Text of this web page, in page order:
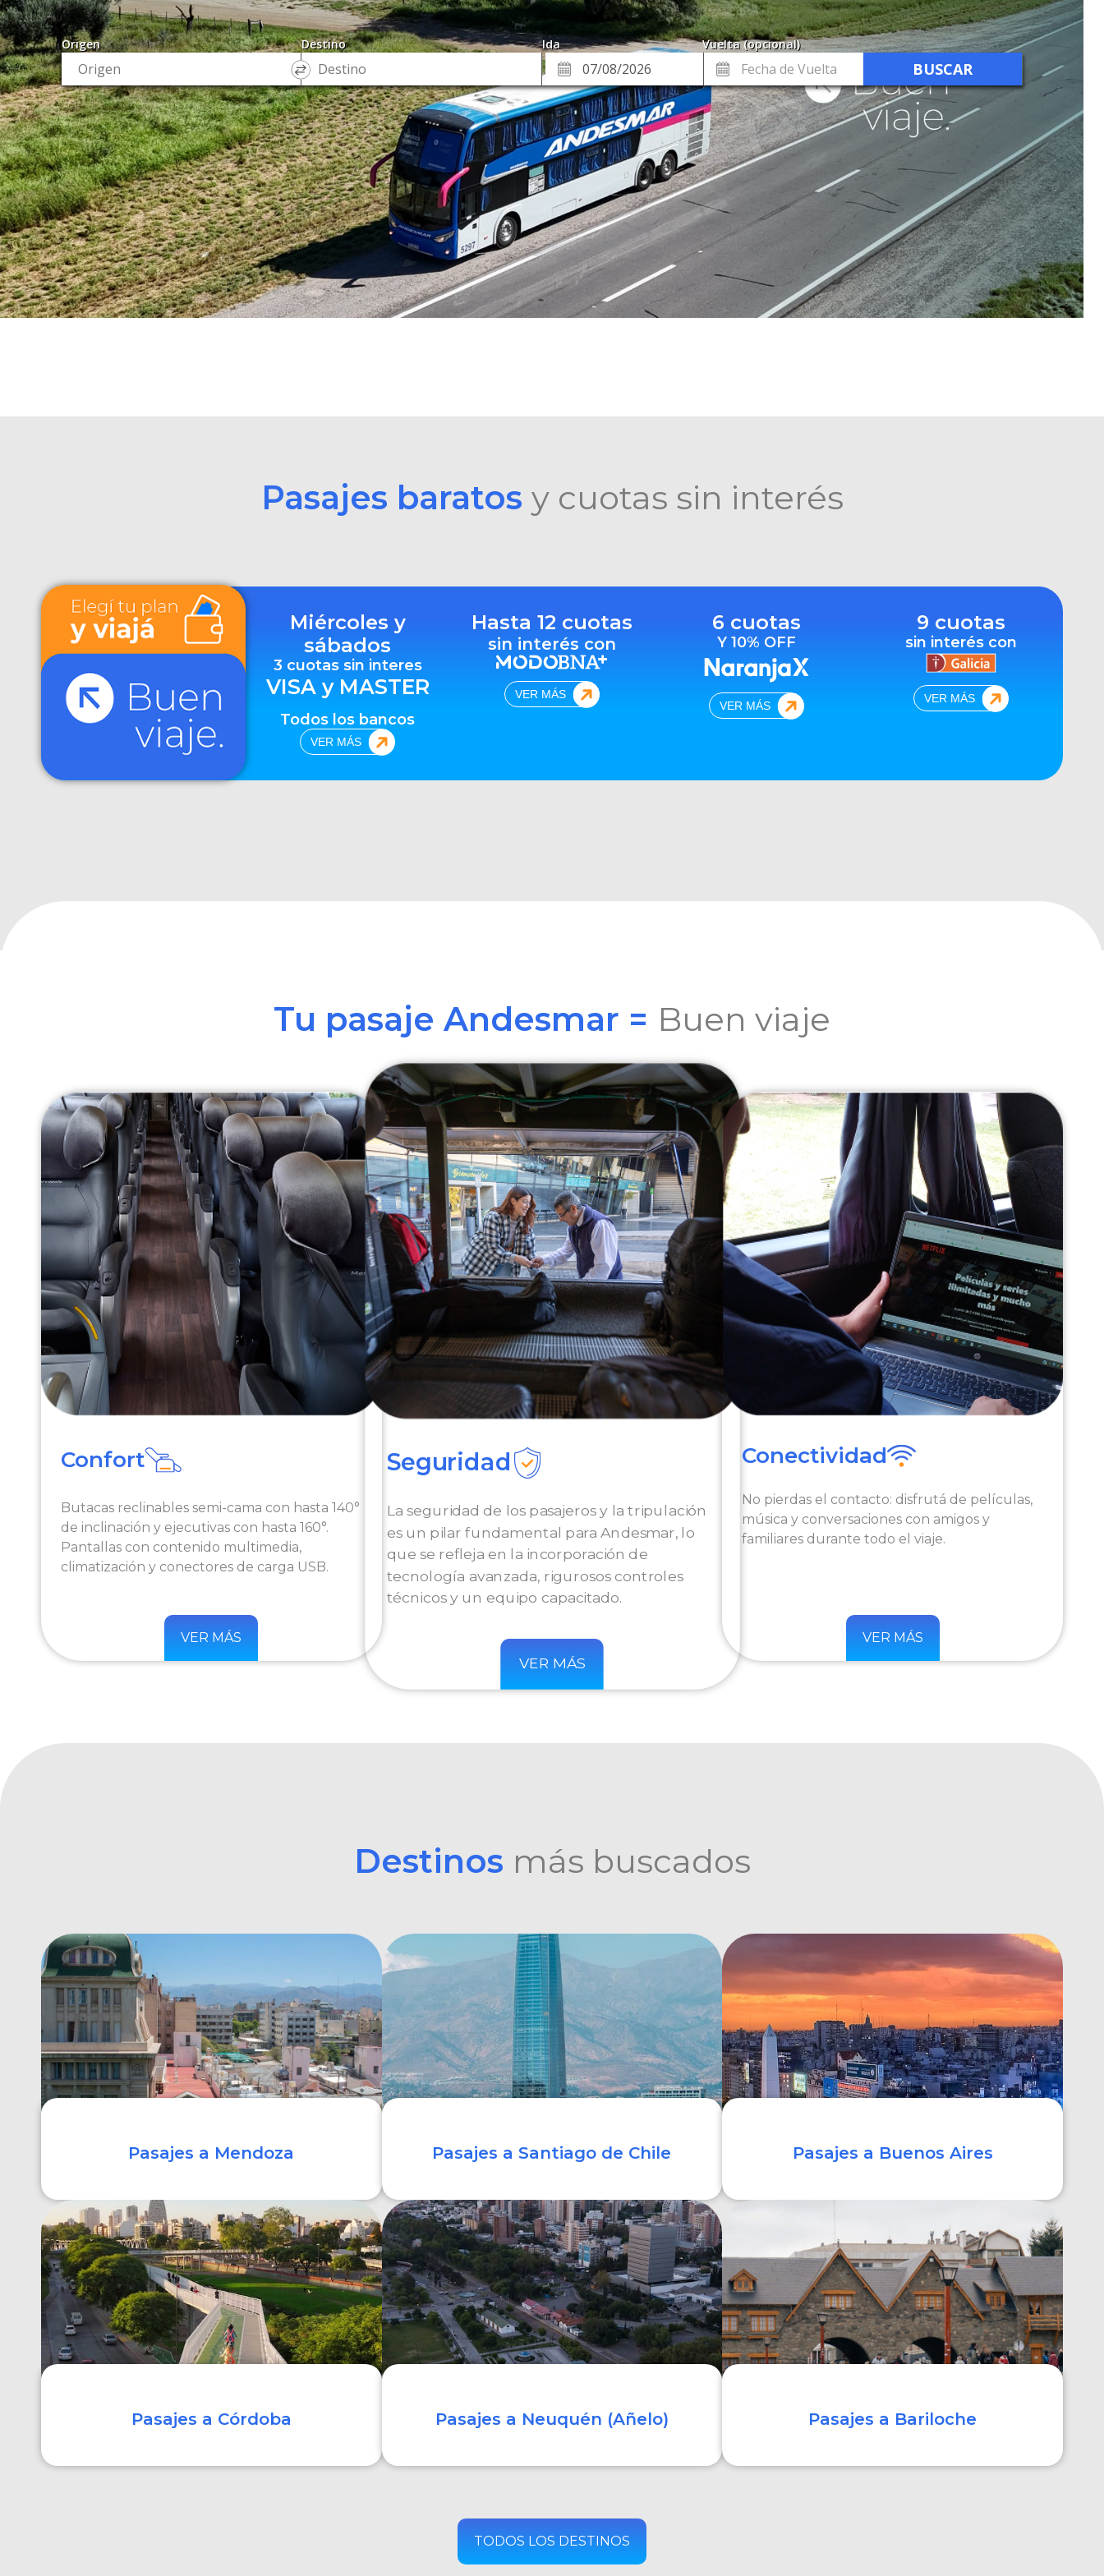
Pasajes baratos y cuotas sin interés
Miércoles y
sábados
3 cuotas sin interes
VISA y MASTER
Todos los bancos
VER MÁS
Hasta 12 cuotas
sin interés con
VER MÁS
6 cuotas
Y 10% OFF
VER MÁS
9 cuotas
sin interés con
VER MÁS
Tu pasaje Andesmar = Buen viaje
Confort
Butacas reclinables semi-cama con hasta 140°
de inclinación y ejecutivas con hasta 160°.
Pantallas con contenido multimedia,
climatización y conectores de carga USB.
VER MÁS
Seguridad
La seguridad de los pasajeros y la tripulación
es un pilar fundamental para Andesmar, lo
que se refleja en la incorporación de
tecnología avanzada, rigurosos controles
técnicos y un equipo capacitado.
VER MÁS
Conectividad
No pierdas el contacto: disfrutá de películas,
música y conversaciones con amigos y
familiares durante todo el viaje.
VER MÁS
Destinos más buscados
Pasajes a Mendoza
COMPRAR
Pasajes a Santiago de Chile
COMPRAR
Pasajes a Buenos Aires
Pasajes a Córdoba Pasajes a Neuquén (Añelo) Pasajes a Bariloche
TODOS LOS DESTINOS